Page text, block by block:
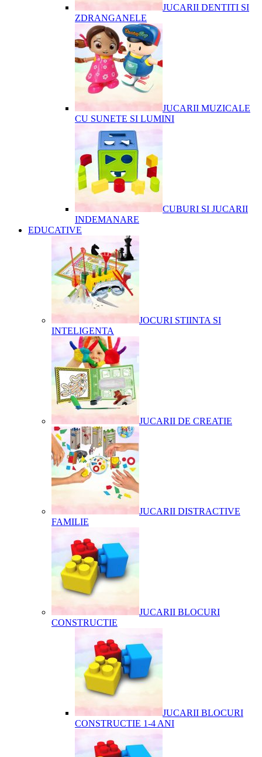
JUCARII DENTITI SI
ZDRANGANELE
JUCARII MUZICALE
CU SUNETE SI LUMINI
CUBURI SI JUCARII
INDEMANARE
EDUCATIVE
JOCURI STIINTA SI
INTELIGENTA
JUCARII DE CREATIE
JUCARII DISTRACTIVE
FAMILIE
JUCARII BLOCURI
CONSTRUCTIE
JUCARII BLOCURI
CONSTRUCTIE 1-4 ANI